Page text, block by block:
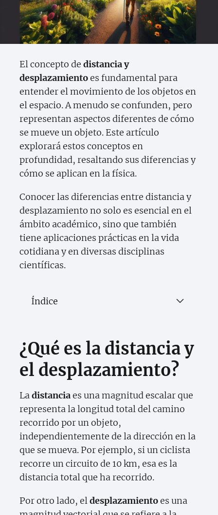
El concepto de distancia y
desplazamientoes fundamental para
entender el movimiento de los objetos en
el espacio. A menudo se confunden, pero
representan aspectos diferentes de cómo
se mueve un objeto. Este artículo
explorará estos conceptos en
profundidad, resaltando sus diferencias y
cómo se aplican en la física.
Conocer las diferencias entre distancia y
desplazamiento no solo es esencial en el
ámbito académico, sino que también
tiene aplicaciones prácticas en la vida
cotidiana y en diversas disciplinas
científicas.
Índice
¿Qué es la distancia y
el desplazamiento?
Ladistanciaes una magnitud escalar que
representa la longitud total del camino
recorrido por un objeto,
independientemente de la dirección en la
que se mueva. Por ejemplo, si un ciclista
recorre un circuito de 10 km, esa es la
distancia total que ha recorrido.
Por otro lado, eldesplazamientoes una